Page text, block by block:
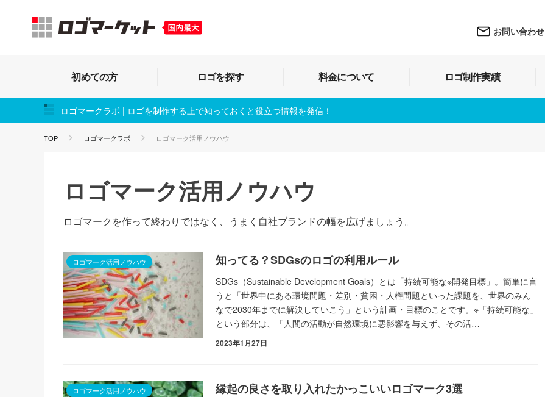
お問い合わせ
初めての方 ロゴを探す 料金について ロゴ制作実績
ロゴマークラボ | ロゴを制作する上で知っておくと役立つ情報を発信！
TOP ロゴマークラボ ロゴマーク活用ノウハウ
ロゴマーク活用ノウハウ
ロゴマークを作って終わりではなく、うまく自社ブランドの幅を広げましょう。
ロゴマーク活用ノウハウ 知ってる？SDGsのロゴの利用ルール
SDGs（Sustainable Development Goals）とは「持続可能な※開発目標」。簡単に言
うと「世界中にある環境問題・差別・貧困・人権問題といった課題を、世界のみん
なで2030年までに解決していこう」という計画・目標のことです。※「持続可能な」
という部分は、「人間の活動が自然環境に悪影響を与えず、その活…
2023年1月27日
ロゴマーク活用ノウハウ 縁起の良さを取り入れたかっこいいロゴマーク3選